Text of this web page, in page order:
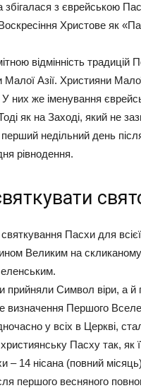
з єврейською
Христове як
відмінність
Азії. Християни
них же іменування
як на Заході, який не
недільний день
рівнодення.
Пасхи для
Великим на скликаному
прийняли Символ віри, а
визначення Першого
у всіх в Церкві,
Пасху так, як
– 14 нісана (повний
першого весняного